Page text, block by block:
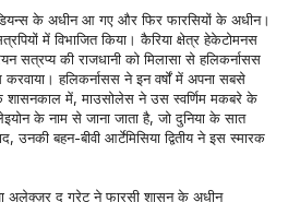
के अधीन आ गए और फिर फारसियों के अधीन।
में विभाजित किया। कैरिया क्षेत्र हेकेटोमनस
सत्रप्य की राजधानी को मिलासा से हलिकर्नासस
करवाया। हलिकर्नासस ने इन वर्षों में अपना सबसे
शासनकाल में, माउसोलेस ने उस स्वर्णिम मकबरे के
के नाम से जाना जाता है, जो दुनिया के सात
बहन-बीवी आर्टेमिसिया द्वितीय ने इस स्मारक
अलेक्ज़र द ग्रेट ने फारसी शासन के अधीन